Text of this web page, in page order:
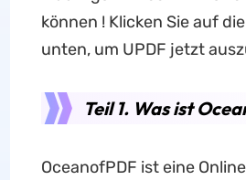
können ! Klicken Sie auf
unten, um UPDF jetzt
Teil 1. Was ist
OceanofPDF ist eine